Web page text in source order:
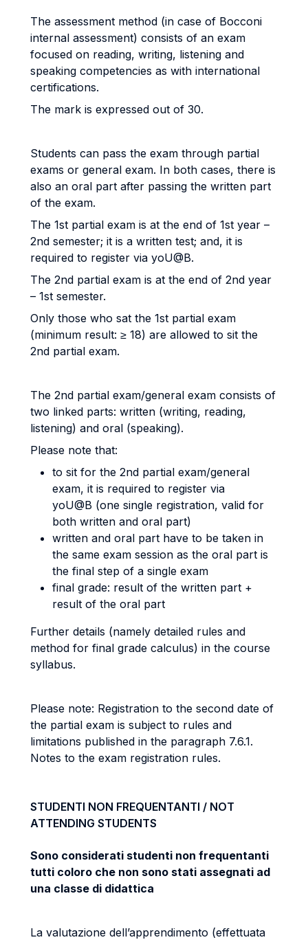
The assessment method (in case of Bocconi
internal assessment) consists of an exam
focused on reading, writing, listening and
speaking competencies as with international
certifications.
The mark is expressed out of 30.
Students can pass the exam through partial
exams or general exam. In both cases, there is
also an oral part after passing the written part
of the exam.
The 1st partial exam is at the end of 1st year –
2nd semester; it is a written test; and, it is
required to register via yoU@B.
The 2nd partial exam is at the end of 2nd year
– 1st semester.
Only those who sat the 1st partial exam
(minimum result: ≥ 18) are allowed to sit the
2nd partial exam.
The 2nd partial exam/general exam consists of
two linked parts: written (writing, reading,
listening) and oral (speaking).
Please note that:
to sit for the 2nd partial exam/general
exam, it is required to register via
yoU@B (one single registration, valid for
both written and oral part)
written and oral part have to be taken in
the same exam session as the oral part is
the final step of a single exam
final grade: result of the written part +
result of the oral part
Further details (namely detailed rules and
method for final grade calculus) in the course
syllabus.
Please note: Registration to the second date of
the partial exam is subject to rules and
limitations published in the paragraph 7.6.1.
Notes to the exam registration rules.
STUDENTI NON FREQUENTANTI / NOT
ATTENDING STUDENTS
Sono considerati studenti non frequentanti
tutti coloro che non sono stati assegnati ad
una classe di didattica
La valutazione dell’apprendimento (effettuata